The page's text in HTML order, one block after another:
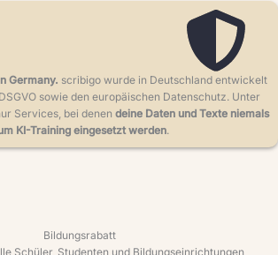
Germany. scribigo wurde in Deutschland entwickelt
sowie den europäischen Datenschutz. Unter
Services, bei denen deine Daten und Texte niemals
KI-Training eingesetzt werden.
Bildungsrabatt
Schüler, Studenten und Bildungseinrichtungen